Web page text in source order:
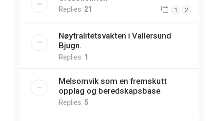
Replies: 21 1 2
Nøytralitetsvakten i Vallersund
Bjugn.
Replies: 1
Melsomvik som en fremskutt
opplag og beredskapsbase
Replies: 5